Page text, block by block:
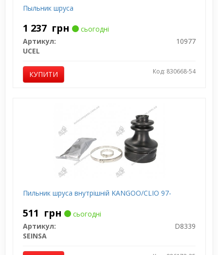
Пыльник шруса
1 237 грн
сьогодні
Артикул:
10977
UCEL
КУПИТИ Код: 830668-54
Пильник шруса внутрішній KANGOO/CLIO 97-
511 грн
сьогодні
Артикул:
D8339
SEINSA